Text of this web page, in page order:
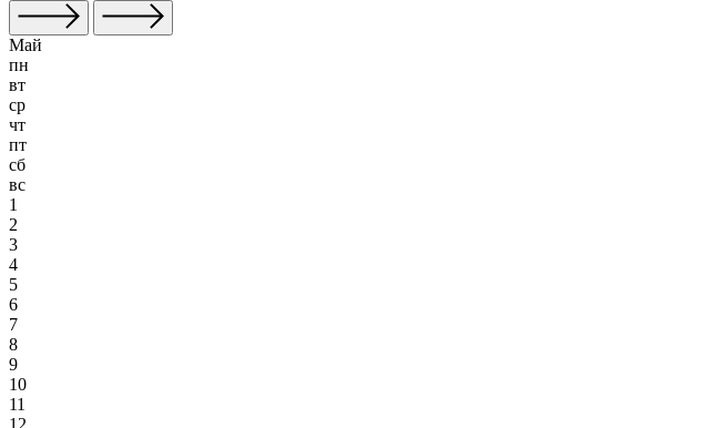
Май
пн
вт
ср
чт
пт
сб
вс
1
2
3
4
5
6
7
8
9
10
11
12